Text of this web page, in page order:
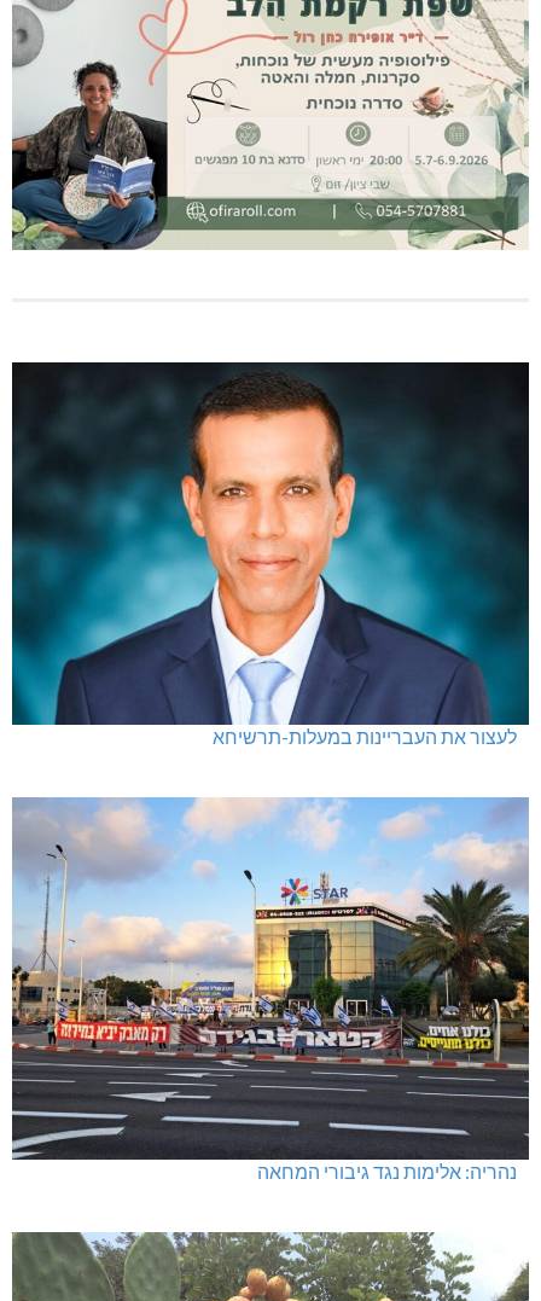
לעצור את העבריינות במעלות-תרשיחא
נהריה: אלימות נגד גיבורי המחאה